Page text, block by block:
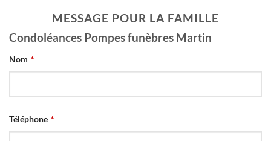
MESSAGE POUR LA FAMILLE
Condoléances Pompes funèbres Martin
Your
Website *
Nom *
Téléphone *